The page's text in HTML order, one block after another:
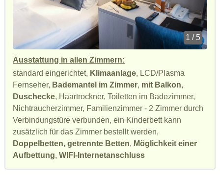
1 / 5
Ausstattung in allen Zimmern:
standard eingerichtet, Klimaanlage, LCD/Plasma
Fernseher, Bademantel im Zimmer, mit Balkon,
Duschecke, Haartrockner, Toiletten im Badezimmer,
Nichtraucherzimmer, Familienzimmer - 2 Zimmer durch
Verbindungstüre verbunden, ein Kinderbett kann
zusätzlich für das Zimmer bestellt werden,
Doppelbetten, getrennte Betten, Möglichkeit einer
Aufbettung, WIFI-Internetanschluss